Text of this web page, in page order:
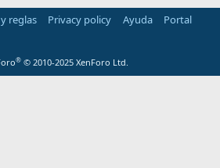
reglas Privacy policy Ayuda Portal
® © 2010-2025 XenForo Ltd.